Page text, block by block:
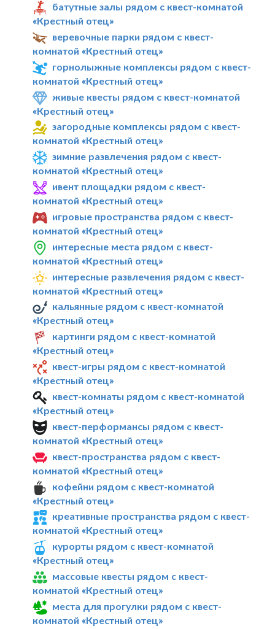
батутные залы рядом с квест-комнатой
«Крестный отец»
веревочные парки рядом с квест-
комнатой «Крестный отец»
горнолыжные комплексы рядом с квест-
комнатой «Крестный отец»
живые квесты рядом с квест-комнатой
«Крестный отец»
загородные комплексы рядом с квест-
комнатой «Крестный отец»
зимние развлечения рядом с квест-
комнатой «Крестный отец»
ивент площадки рядом с квест-
комнатой «Крестный отец»
игровые пространства рядом с квест-
комнатой «Крестный отец»
интересные места рядом с квест-
комнатой «Крестный отец»
интересные развлечения рядом с квест-
комнатой «Крестный отец»
кальянные рядом с квест-комнатой
«Крестный отец»
картинги рядом с квест-комнатой
«Крестный отец»
квест-игры рядом с квест-комнатой
«Крестный отец»
квест-комнаты рядом с квест-комнатой
«Крестный отец»
квест-перформансы рядом с квест-
комнатой «Крестный отец»
квест-пространства рядом с квест-
комнатой «Крестный отец»
кофейни рядом с квест-комнатой
«Крестный отец»
креативные пространства рядом с квест-
комнатой «Крестный отец»
курорты рядом с квест-комнатой
«Крестный отец»
массовые квесты рядом с квест-
комнатой «Крестный отец»
места для прогулки рядом с квест-
комнатой «Крестный отец»